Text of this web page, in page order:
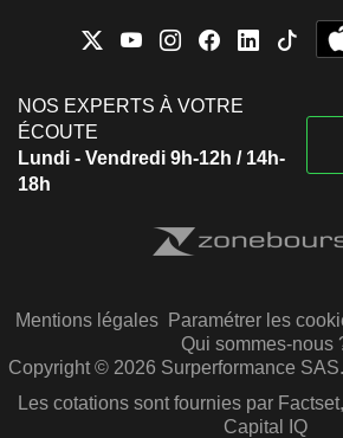
NOS EXPERTS À VOTRE
ÉCOUTE
Lundi - Vendredi 9h-12h / 14h-
18h
Mentions légales Paramétrer les
Qui sommes-nous
Copyright © 2026 Surperformance
Les cotations sont fournies par
Capital IQ